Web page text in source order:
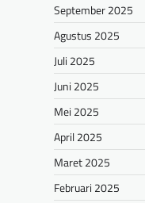
September 2025
Agustus 2025
Juli 2025
Juni 2025
Mei 2025
April 2025
Maret 2025
Februari 2025